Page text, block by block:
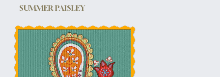
SUMMER PAISLEY